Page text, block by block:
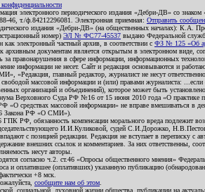
электронного периодического издания «Дебри-ДВ» со
46, т./ф.84212296081. Электронная приемная: Отправить
издания «Дебри-ДВ» (на общественных
номер) ЭЛ № ФС77-45537 выдано Федеральной
электронный частный архив, в соответствии с ФЗ № 125 «Об
архивным документам является открытым в электронном виде,
за правонарушения в сфере информации, информационных
информации не несет. Сайт и редакция основываются и
«Редакция, главный редактор, журналист не несут
массовой информации и (или) правами журналиста:
организаций и объединений), которое может быть
Верховного Суда РФ №16 от 15 июня 2010 года «О практике
«О средствах массовой информации» не вправе вмешиваться в
Закона РФ «О СМИ»).
ГПК РФ, обязанность компенсации морального вреда подлежит
И.И.Куликовой, судей С.И.Дорожко,
с позицией редакции. Редакция не вступает в переписку с
внешних ссылок и комментариев. За них ответственны,
несут авторы.
согласно ч.2. ст.46 «Опросы общественного мнения»
и оплатившее (оплативших) указанную публикацию
+8 мск.
сообщите нам об этом
социальной, духовной жизни общества, публикации на